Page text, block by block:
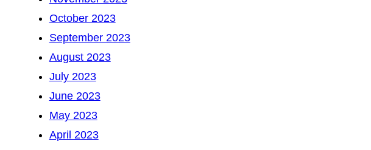
October 2023
September 2023
August 2023
July 2023
June 2023
May 2023
April 2023